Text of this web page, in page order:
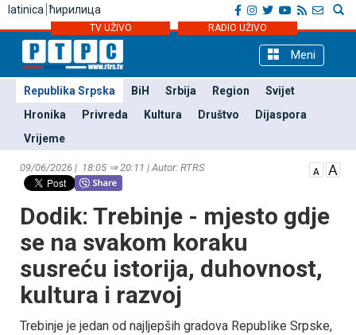
latinica ћирилица
TV UŽIVO RADIO UŽIVO
Meni
Republika Srpska BiH Srbija Region
Svijet
Hronika
Privreda Kultura Društvo
Dijaspora
Vrijeme
09/06/2026 | 18:05 ⇒ 20:11 | Autor: RTRS
Dodik: Trebinje - mjesto gdje
se na svakom koraku
susreću istorija, duhovnost,
kultura i razvoj
Trebinje je jedan od najljepših gradova Republike Srpske,